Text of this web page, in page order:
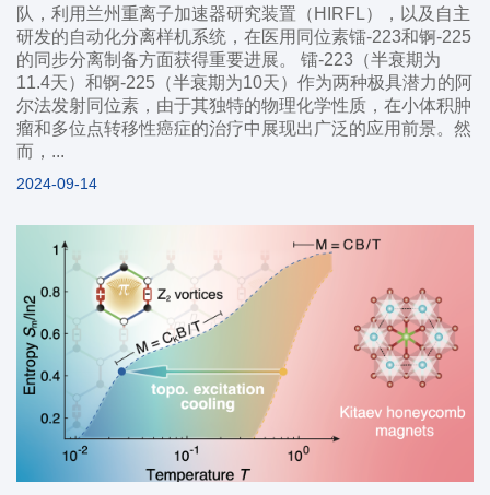
队，利用兰州重离子加速器研究装置（HIRFL），以及自主
研发的自动化分离样机系统，在医用同位素镭-223和锕-225
的同步分离制备方面获得重要进展。 镭-223（半衰期为
11.4天）和锕-225（半衰期为10天）作为两种极具潜力的阿
尔法发射同位素，由于其独特的物理化学性质，在小体积肿
瘤和多位点转移性癌症的治疗中展现出广泛的应用前景。然
而，...
2024-09-14